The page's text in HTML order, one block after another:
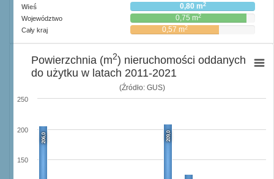
Wieś 0,80 m2
Województwo 0,75 m2
Cały kraj 0,57 m2
(Źródło: GUS)
206,0 209,0
150
200
250
Powierzchnia (m2) nieruchomości oddanych
do użytku w latach 2011-2021